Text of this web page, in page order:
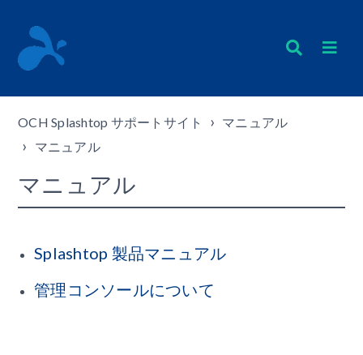
OCH Splashtop サポートサイト
マニュアル
マニュアル
マニュアル
Splashtop 製品マニュアル
管理コンソールについて